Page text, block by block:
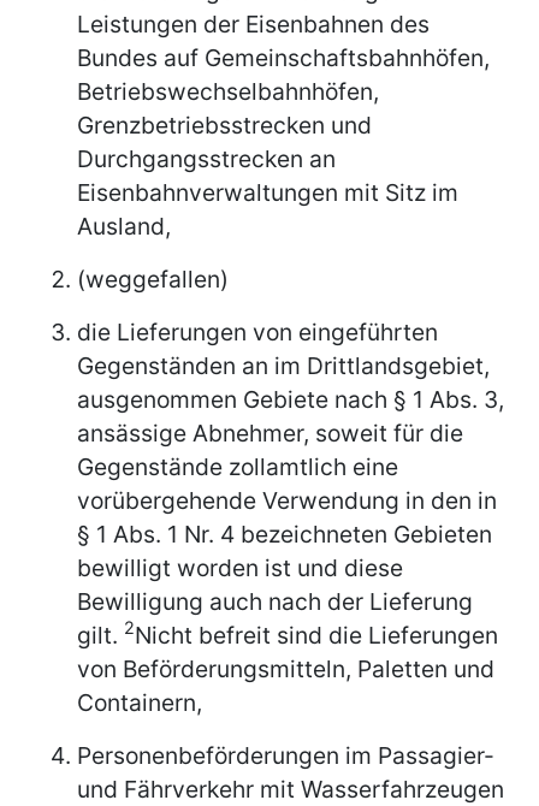
Leistungen der Eisenbahnen des
Bundes auf Gemeinschaftsbahnhöfen,
Betriebswechselbahnhöfen,
Grenzbetriebsstrecken und
Durchgangsstrecken an
Eisenbahnverwaltungen mit Sitz im
Ausland,
(weggefallen)
die Lieferungen von eingeführten
Gegenständen an im Drittlandsgebiet,
ausgenommen Gebiete nach § 1 Abs. 3,
ansässige Abnehmer, soweit für die
Gegenstände zollamtlich eine
vorübergehende Verwendung in den in
§ 1 Abs. 1 Nr. 4 bezeichneten Gebieten
bewilligt worden ist und diese
Bewilligung auch nach der Lieferung
gilt. 2Nicht befreit sind die Lieferungen
von Beförderungsmitteln, Paletten und
Containern,
Personenbeförderungen im Passagier-
und Fährverkehr mit Wasserfahrzeugen